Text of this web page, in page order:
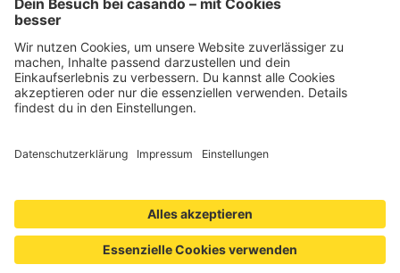
Rückgabe
Batteriegesetz
Datenschutz
Widerrufsrecht
Datenschutzeinstellungen
Holz-Richter GmbH